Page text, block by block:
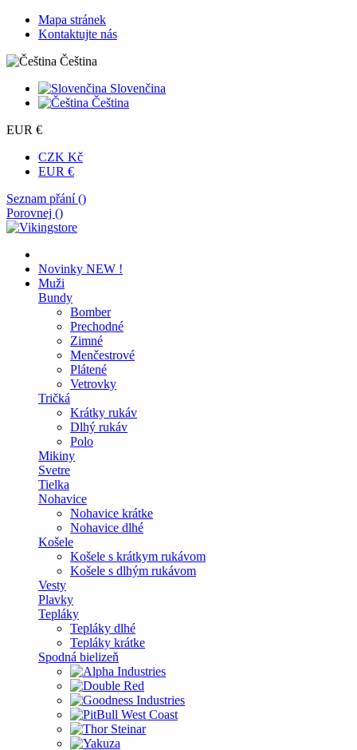
Mapa stránek
Kontaktujte nás
Čeština
Slovenčina
Čeština
EUR €
CZK Kč
EUR €
Seznam přání ()
Porovnej ()
Novinky NEW !
Muži
Bundy
Bomber
Prechodné
Zimné
Menčestrové
Plátené
Vetrovky
Tričká
Krátky rukáv
Dlhý rukáv
Polo
Mikiny
Svetre
Tielka
Nohavice
Nohavice krátke
Nohavice dlhé
Košele
Košele s krátkym rukávom
Košele s dlhým rukávom
Vesty
Plavky
Tepláky
Tepláky dlhé
Tepláky krátke
Spodná bielizeň